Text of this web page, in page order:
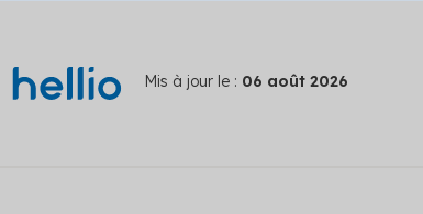
Mis à jour le : 06 août 2026